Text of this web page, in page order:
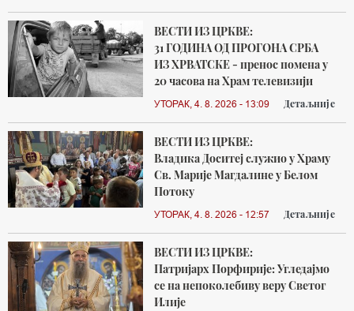
ВЕСТИ ИЗ ЦРКВЕ:
31 ГОДИНА ОД ПРОГОНА СРБА
ИЗ ХРВАТСКЕ - пренос помена у
20 часова на Храм телевизији
УТОРАК, 4. 8. 2026 - 13:09 Детаљније
ВЕСТИ ИЗ ЦРКВЕ:
Владика Доситеј служио у Храму
Св. Марије Магдалине у Белом
Потоку
УТОРАК, 4. 8. 2026 - 12:57 Детаљније
ВЕСТИ ИЗ ЦРКВЕ:
Патријарх Порфирије: Угледајмо
се на непоколебиву веру Светог
Илије